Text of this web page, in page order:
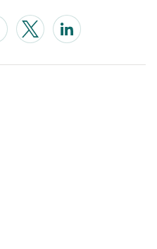
in a new window
Opens in a new window
Opens in a new